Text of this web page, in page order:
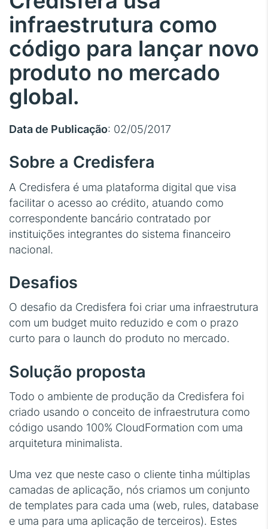
infraestrutura como
código para lançar novo
produto no mercado
global.
Data de Publicação: 02/05/2017
Sobre a Credisfera
A Credisfera é uma plataforma digital que visa
facilitar o acesso ao crédito, atuando como
correspondente bancário contratado por
instituições integrantes do sistema financeiro
nacional.
Desafios
O desafio da Credisfera foi criar uma infraestrutura
com um budget muito reduzido e com o prazo
curto para o launch do produto no mercado.
Solução proposta
Todo o ambiente de produção da Credisfera foi
criado usando o conceito de infraestrutura como
código usando 100% CloudFormation com uma
arquitetura minimalista.
Uma vez que neste caso o cliente tinha múltiplas
camadas de aplicação, nós criamos um conjunto
de templates para cada uma (web, rules, database
e uma para uma aplicação de terceiros). Estes